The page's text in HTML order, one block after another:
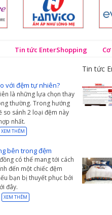
Tin tức EnterShopping
Tin tức
với đệm tự nhiên?
là những lựa chọn thay
thường. Trong hướng
so sánh 2 loại đệm này
nhất.
XEM THÊM
bên trong đệm
có thể mang tới cách
đến một chiếc đệm
bạn bị thuyết phục bởi
đây.
XEM THÊM